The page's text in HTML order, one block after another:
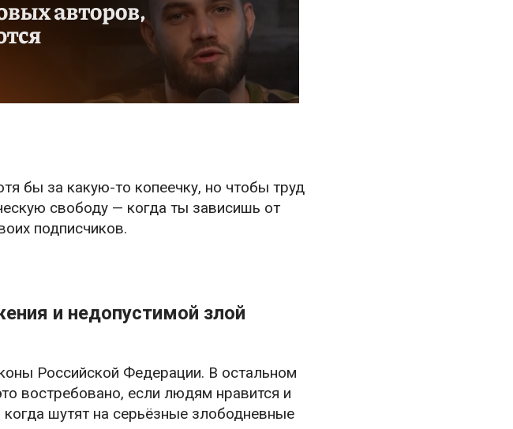
бы за какую-то копеечку, но чтобы труд
свободу — когда ты зависишь от
подписчиков.
и недопустимой злой
Российской Федерации. В остальном
востребовано, если людям нравится и
шутят на серьёзные злободневные